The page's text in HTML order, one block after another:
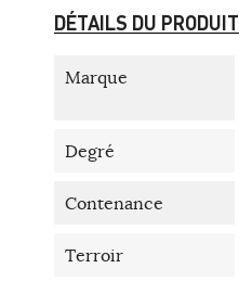
DÉTAILS DU PRODUIT
Marque
Degré
Contenance
Terroir